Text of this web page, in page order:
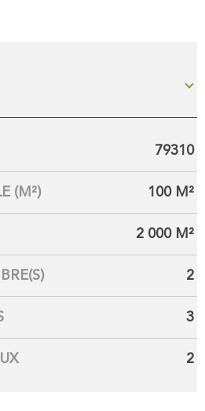
79310
(M²) 100 M²
2 000 M²
2
3
2